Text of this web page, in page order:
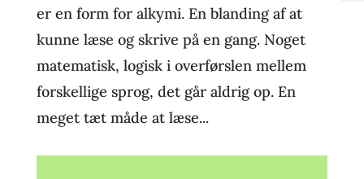
er en form for alkymi. En blanding af at
kunne læse og skrive på en gang. Noget
matematisk, logisk i overførslen mellem
forskellige sprog, det går aldrig op. En
meget tæt måde at læse...